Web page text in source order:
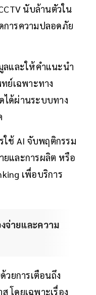
นับล้านตัวใน
การความปลอดภัย
ลและให้คำแนะนำ
ย์เฉพาะทาง
ได้ผ่านระบบทาง
ใช้ AI จับพฤติกรรม
ยและการผลิต หรือ
เพื่อบริการ
จ่ายและความ
วยการเตือนถึง
โดยเฉพาะเรื่อง